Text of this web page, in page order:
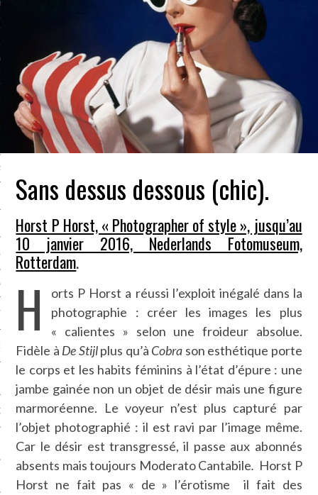
GUERRE
EN VOD
Sans dessus dessous (chic).
Horst P Horst, « Photographer of style », jusqu’au
10 janvier 2016, Nederlands Fotomuseum,
Rotterdam.
H
orts P Horst a réussi l’exploit inégalé dans la
photographie : créer les images les plus
« calientes » selon une froideur absolue.
Fidèle à De Stijlplus qu’à Cobra son esthétique porte
le corps et les habits féminins à l’état d’épure : une
jambe gainée non un objet de désir mais une figure
marmoréenne. Le voyeur n’est plus capturé par
l’objet photographié : il est ravi par l’image même.
Car le désir est transgressé, il passe aux abonnés
absents mais toujours Moderato Cantabile. Horst P
Horst ne fait pas « de » l’érotisme il fait des